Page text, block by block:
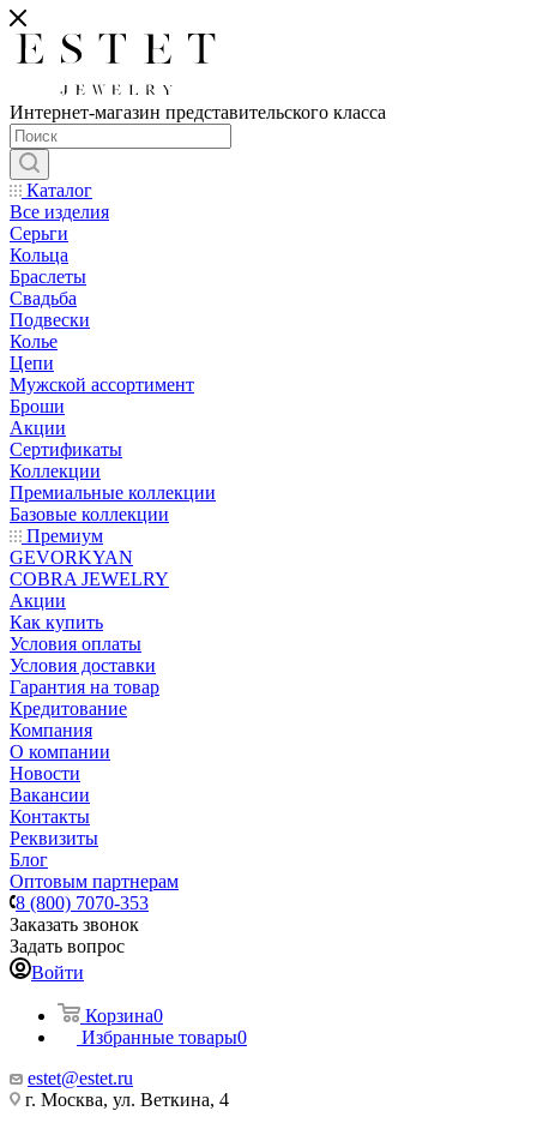
Интернет-магазин представительского класса
Каталог
Все изделия
Серьги
Кольца
Браслеты
Свадьба
Подвески
Колье
Цепи
Мужской ассортимент
Броши
Акции
Сертификаты
Коллекции
Премиальные коллекции
Базовые коллекции
Премиум
GEVORKYAN
COBRA JEWELRY
Акции
Как купить
Условия оплаты
Условия доставки
Гарантия на товар
Кредитование
Компания
О компании
Новости
Вакансии
Контакты
Реквизиты
Блог
Оптовым партнерам
8 (800) 7070-353
Заказать звонок
Задать вопрос
Войти
Корзина0
Избранные товары0
estet@estet.ru
г. Москва, ул. Веткина, 4